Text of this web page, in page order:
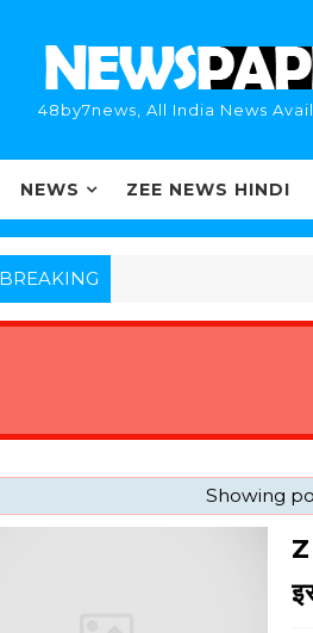
48by7news, All India News
NEWS ZEE NEWS HINDI
BREAKING
Showing